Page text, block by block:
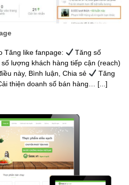
Tăng like fanpage:
Tăng số
lượng khách hàng tiếp cận (reach)
này, Bình luận, Chia sẻ
Tăng
thiện doanh số bán hàng… [...]